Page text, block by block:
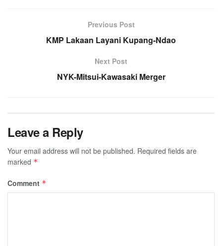
Previous Post
KMP Lakaan Layani Kupang-Ndao
Next Post
NYK-Mitsui-Kawasaki Merger
Leave a Reply
Your email address will not be published. Required fields are
marked *
Comment *